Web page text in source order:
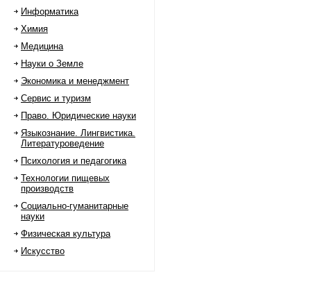
Информатика
Химия
Медицина
Науки о Земле
Экономика и менеджмент
Сервис и туризм
Право. Юридические науки
Языкознание. Лингвистика.
Литературоведение
Психология и педагогика
Технологии пищевых
производств
Социально-гуманитарные
науки
Физическая культура
Искусство